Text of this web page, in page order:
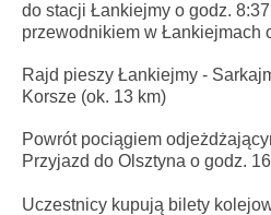
do stacji Łankiejmy o godz.
przewodnikiem w Łankiejmach
Rajd pieszy Łankiejmy -
Korsze (ok. 13 km)
Powrót pociągiem
Przyjazd do Olsztyna o godz.
Uczestnicy kupują bilety